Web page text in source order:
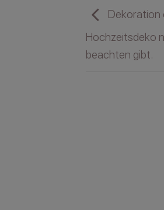
Dekoration
Hochzeitsdeko
beachten gibt.